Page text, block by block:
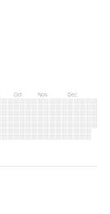
Oct Nov
Dec